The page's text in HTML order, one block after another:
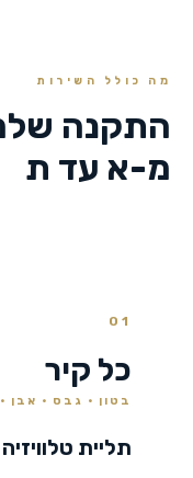
מה כולל השירות
התקנה
מ-א עד ת
01
כל קיר
בטון · גבס · אבן
תליית טלוויזיה